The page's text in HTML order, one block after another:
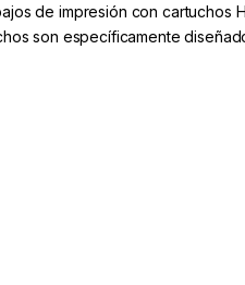
de impresión con cartuchos
son específicamente